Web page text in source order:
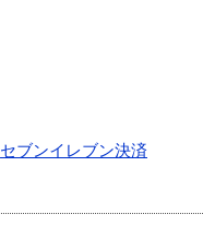
セブンイレブン決済